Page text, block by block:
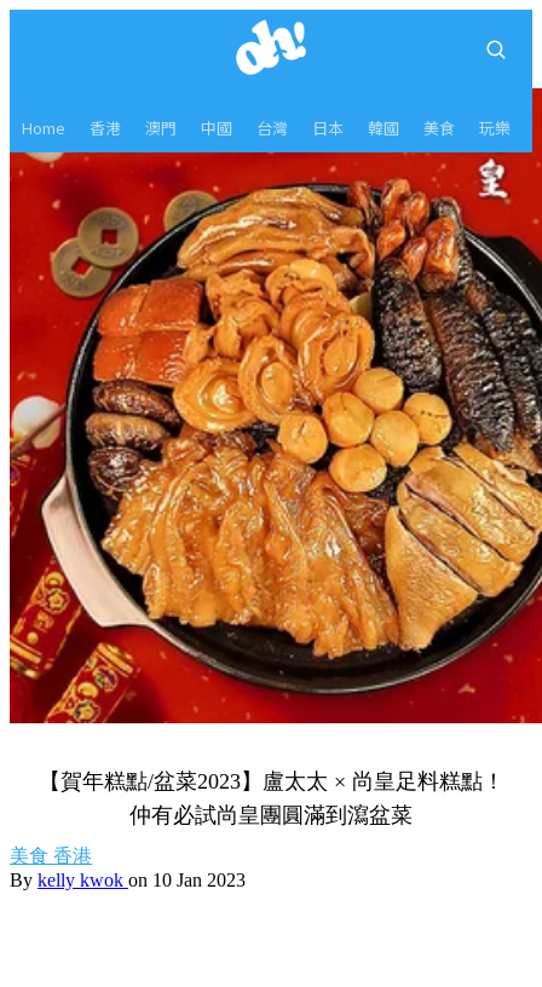
Home 香港 澳門 中國 台灣 日本 韓國 美食 玩樂
【賀年糕點/盆菜2023】盧太太 × 尚皇足料糕點！
仲有必試尚皇團圓滿到瀉盆菜
美食 香港
By kelly kwok on 10 Jan 2023